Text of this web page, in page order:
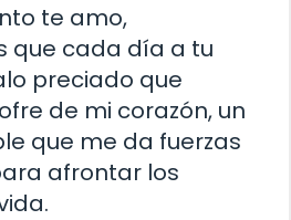
te amo,
que cada día a tu
preciado que
de mi corazón, un
que me da fuerzas
afrontar los